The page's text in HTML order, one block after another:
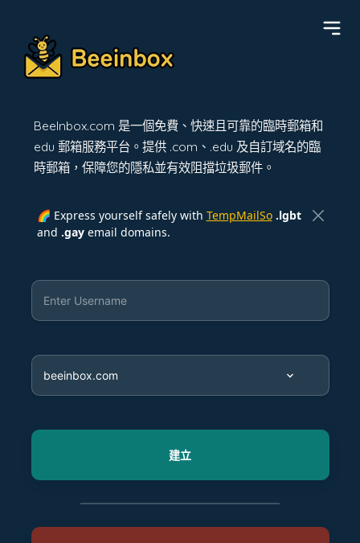
BeeInbox.com 是一個免費、快速且可靠的臨時郵箱和
edu 郵箱服務平台。提供 .com、.edu 及自訂域名的臨
時郵箱，保障您的隱私並有效阻擋垃圾郵件。
🌈 Express yourself safely with TempMailSo .lgbt
and .gayemail domains.